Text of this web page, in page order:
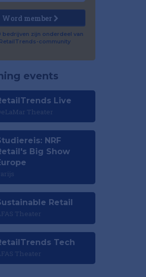
Word member
bedrijven zijn onderdeel van
community
events
Live
Theater
NRF
Big Show
Retail
Theater
Tech
Theater